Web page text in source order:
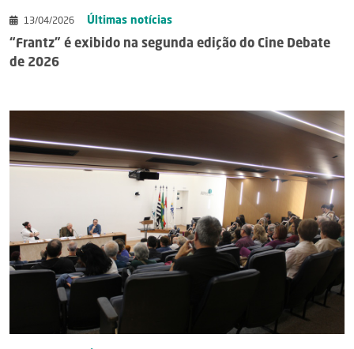
13/04/2026 Últimas notícias
“Frantz” é exibido na segunda edição do Cine Debate
de 2026